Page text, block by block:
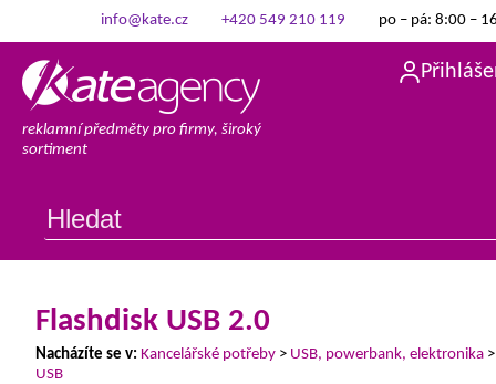
info@kate.cz +420 549 210 119 po – pá: 8:00 –
reklamní předměty pro firmy, široký
sortiment
Flashdisk USB 2.0
Nacházíte se v: Kancelářské potřeby > USB, powerbank, elektronika
USB